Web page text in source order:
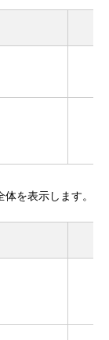
を表示します。